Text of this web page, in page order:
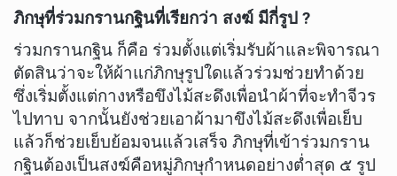
ภิกษุที่ร่วมกรานกฐินที่เรียกว่า สงฆ์ มีกี่รูป ?
ร่วมกรานกฐิน ก็คือ ร่วมตั้งแต่เริ่มรับผ้าและพิจารณา
ตัดสินว่าจะให้ผ้าแก่ภิกษุรูปใดแล้วร่วมช่วยทำด้วย
ซึ่งเริ่มตั้งแต่กางหรือขึงไม้สะดึงเพื่อนำผ้าที่จะทำจีวร
ไปทาบ จากนั้นยังช่วยเอาผ้ามาขึงไม้สะดึงเพื่อเย็บ
แล้วก็ช่วยเย็บย้อมจนแล้วเสร็จ ภิกษุที่เข้าร่วมกราน
กฐินต้องเป็นสงฆ์คือหมู่ภิกษุกำหนดอย่างต่ำสุด ๕ รูป